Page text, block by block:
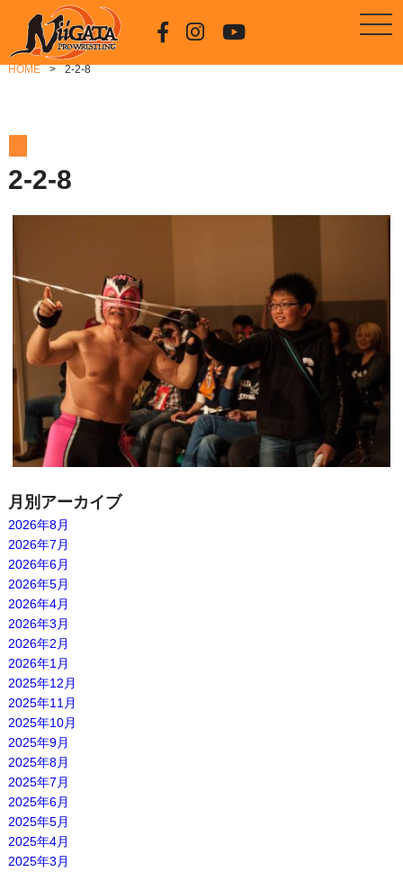
HOME 2-2-8
2-2-8
月別アーカイブ
2026年8月
2026年7月
2026年6月
2026年5月
2026年4月
2026年3月
2026年2月
2026年1月
2025年12月
2025年11月
2025年10月
2025年9月
2025年8月
2025年7月
2025年6月
2025年5月
2025年4月
2025年3月